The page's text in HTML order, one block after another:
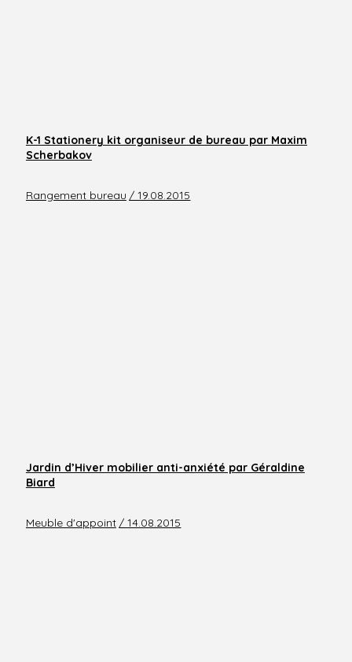
K-1 Stationery kit organiseur de bureau par Maxim
Scherbakov
Rangement bureau / 19.08.2015
Jardin d’Hiver mobilier anti-anxiété par Géraldine
Biard
Meuble d'appoint / 14.08.2015